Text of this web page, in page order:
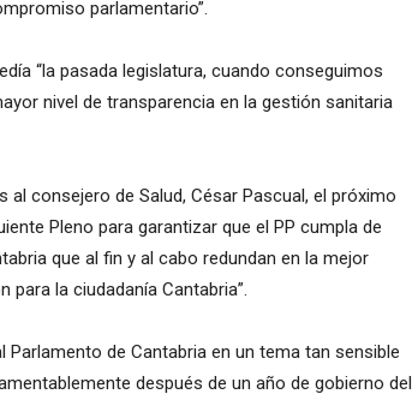
parlamentario”.
“la pasada legislatura, cuando conseguimos
nivel de transparencia en la gestión sanitaria
consejero de Salud, César Pascual, el próximo
Pleno para garantizar que el PP cumpla de
que al fin y al cabo redundan en la mejor
la ciudadanía Cantabria”.
Parlamento de Cantabria en un tema tan sensible
después de un año de gobierno del